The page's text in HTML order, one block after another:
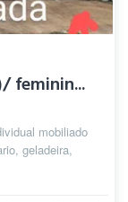
feminin...
mobiliado
geladeira,